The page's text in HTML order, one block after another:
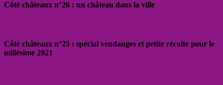
Côté châteaux n°26 : un château dans la ville
Côté châteaux n°25 : spécial vendanges et petite récolte pour le
millésime 2021